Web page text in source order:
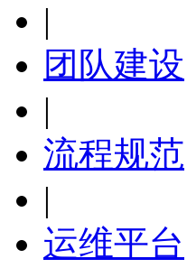
|
团队建设
|
流程规范
|
运维平台